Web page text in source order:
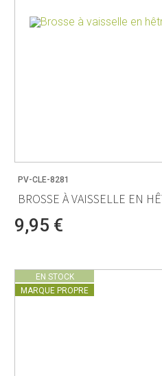
PV-CLE-8281
BROSSE À VAISSELLE EN
9,95 €
EN STOCK
MARQUE PROPRE